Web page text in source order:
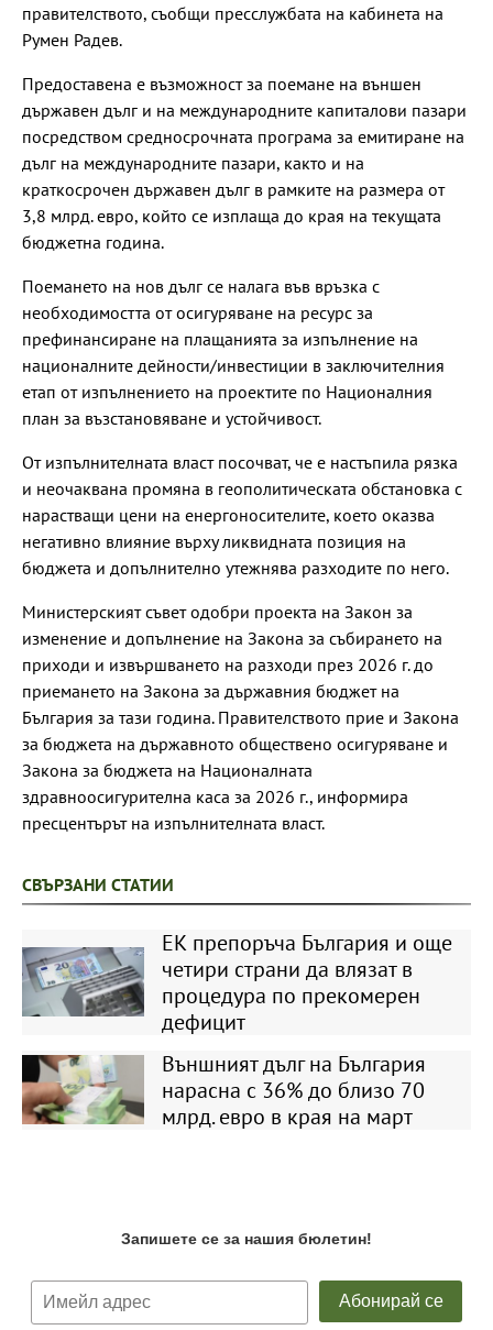
правителството, съобщи пресслужбата на кабинета на
Румен Радев.
Предоставена е възможност за поемане на външен
държавен дълг и на международните капиталови пазари
посредством средносрочната програма за емитиране на
дълг на международните пазари, както и на
краткосрочен държавен дълг в рамките на размера от
3,8 млрд. евро, който се изплаща до края на текущата
бюджетна година.
Поемането на нов дълг се налага във връзка с
необходимостта от осигуряване на ресурс за
префинансиране на плащанията за изпълнение на
националните дейности/инвестиции в заключителния
етап от изпълнението на проектите по Националния
план за възстановяване и устойчивост.
От изпълнителната власт посочват, че е настъпила рязка
и неочаквана промяна в геополитическата обстановка с
нарастващи цени на енергоносителите, което оказва
негативно влияние върху ликвидната позиция на
бюджета и допълнително утежнява разходите по него.
Министерският съвет одобри проекта на Закон за
изменение и допълнение на Закона за събирането на
приходи и извършването на разходи през 2026 г. до
приемането на Закона за държавния бюджет на
България за тази година. Правителството прие и Закона
за бюджета на държавното обществено осигуряване и
Закона за бюджета на Националната
здравноосигурителна каса за 2026 г., информира
пресцентърът на изпълнителната власт.
СВЪРЗАНИ СТАТИИ
ЕК препоръча България и още
четири страни да влязат в
процедура по прекомерен
дефицит
Външният дълг на България
нарасна с 36% до близо 70
млрд. евро в края на март